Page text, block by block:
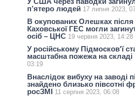
п’ятеро людей 17 липня 2023,
В окупованих Олешках після
Каховської ГЕС могли
осіб – ЦНС 19 червня 2023, 14:28
У російському Підмосков'ї
масштабна пожежа на складі
03:19
Внаслідок вибуху на заводі
знайдено близько півсотні
росЗМІ 11 серпня 2023, 06:08